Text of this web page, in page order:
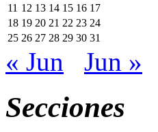
11 12 13 14 15 16 17
18 19 20 21 22 23 24
25 26 27 28 29 30 31
« Jun Jun »
Secciones